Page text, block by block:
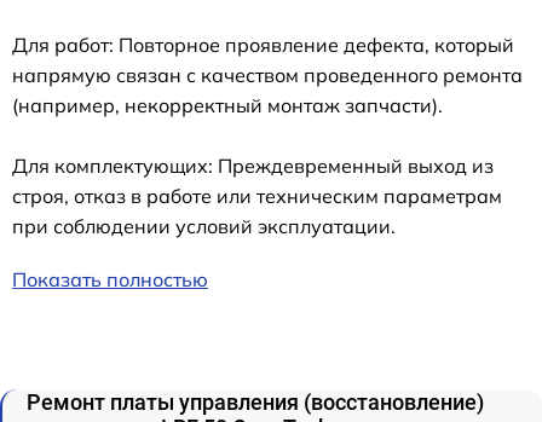
Для работ: Повторное проявление дефекта, который
напрямую связан с качеством проведенного ремонта
(например, некорректный монтаж запчасти).
Для комплектующих: Преждевременный выход из
строя, отказ в работе или техническим параметрам
при соблюдении условий эксплуатации.
Показать полностью
Ремонт платы управления (восстановление)